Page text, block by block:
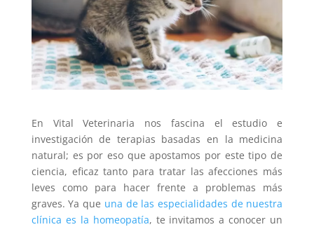
En Vital Veterinaria nos fascina el estudio e
investigación de terapias basadas en la medicina
natural; es por eso que apostamos por este tipo de
ciencia, eficaz tanto para tratar las afecciones más
leves como para hacer frente a problemas más
graves. Ya que una de las especialidades de nuestra
clínica es la homeopatía, te invitamos a conocer un